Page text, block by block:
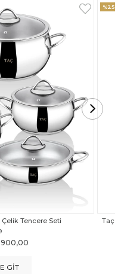
Parça Tencere Seti Siyah
%33
GIT